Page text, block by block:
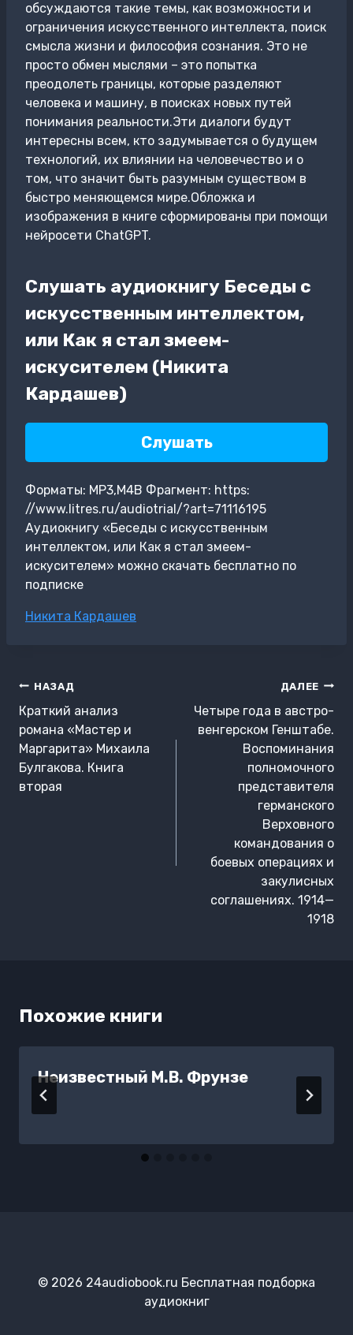
обсуждаются такие темы, как возможности и
ограничения искусственного интеллекта, поиск
смысла жизни и философия сознания. Это не
просто обмен мыслями – это попытка
преодолеть границы, которые разделяют
человека и машину, в поисках новых путей
понимания реальности.Эти диалоги будут
интересны всем, кто задумывается о будущем
технологий, их влиянии на человечество и о
том, что значит быть разумным существом в
быстро меняющемся мире.Обложка и
изображения в книге сформированы при помощи
нейросети ChatGPT.
Слушать аудиокнигу Беседы с
искусственным интеллектом,
или Как я стал змеем-
искусителем (Никита
Кардашев)
Слушать
Форматы: MP3,M4B Фрагмент: https:
//www.litres.ru/audiotrial/?art=71116195
Аудиокнигу «Беседы с искусственным
интеллектом, или Как я стал змеем-
искусителем» можно скачать бесплатно по
подписке
Метки
Никита Кардашев
Навигация
по
записям
НАЗАД
Краткий анализ
романа «Мастер и
Маргарита» Михаила
Булгакова. Книга
вторая
ДАЛЕЕ
Четыре года в австро-
венгерском Генштабе.
Воспоминания
полномочного
представителя
германского
Верховного
командования о
боевых операциях и
закулисных
соглашениях. 1914—
1918
Похожие книги
Неизвестный М.В. Фрунзе
© 2026 24audiobook.ru Бесплатная подборка
аудиокниг